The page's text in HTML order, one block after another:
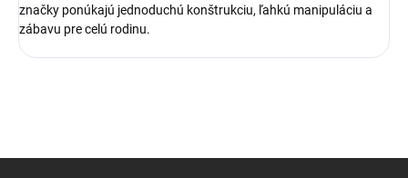
značky ponúkajú jednoduchú konštrukciu, ľahkú manipuláciu a
zábavu pre celú rodinu.